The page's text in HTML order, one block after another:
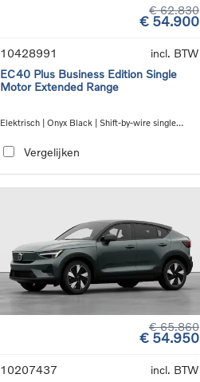
€ 62.830
€ 54.900
10428991
incl. BTW
EC40 Plus Business Edition Single
Motor Extended Range
Elektrisch | Onyx Black | Shift-by-wire single
Vergelijken
€ 65.860
€ 54.950
10207437
incl. BTW